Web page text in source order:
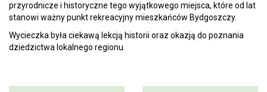
przyrodnicze i historyczne tego wyjątkowego miejsca, które od lat
stanowi ważny punkt rekreacyjny mieszkańców Bydgoszczy.
Wycieczka była ciekawą lekcją historii oraz okazją do poznania
dziedzictwa lokalnego regionu.